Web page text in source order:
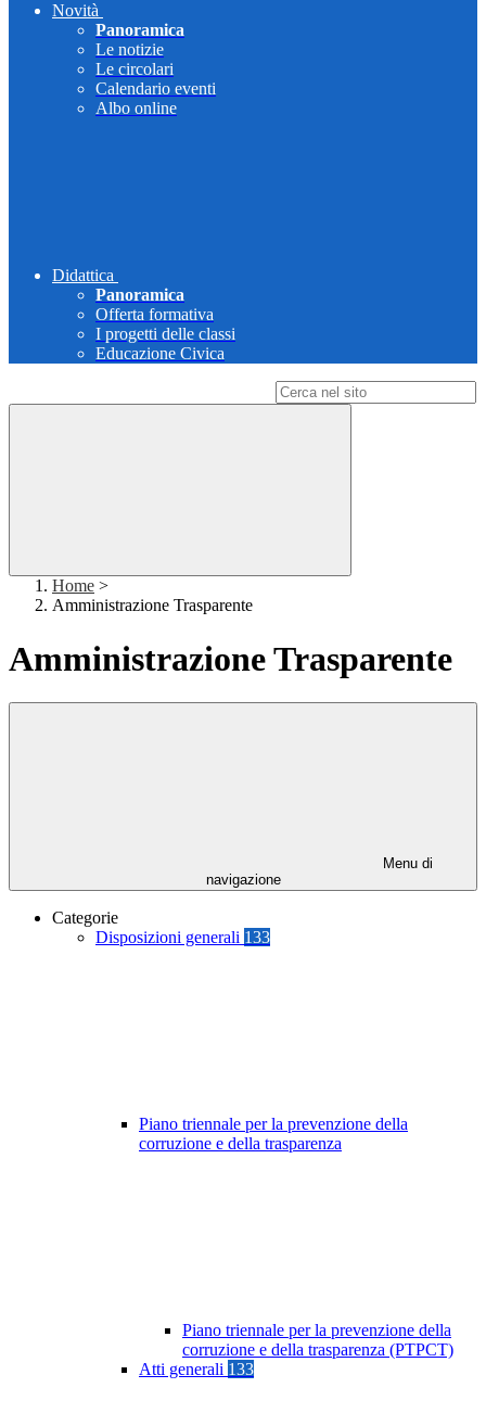
Novità
Panoramica
Le notizie
Le circolari
Calendario eventi
Albo online
Didattica
Panoramica
Offerta formativa
I progetti delle classi
Educazione Civica
Home >
Amministrazione Trasparente
Amministrazione Trasparente
Menu di
navigazione
Categorie
Disposizioni generali 133
Piano triennale per la prevenzione della
corruzione e della trasparenza
Piano triennale per la prevenzione della
corruzione e della trasparenza (PTPCT)
Atti generali 133